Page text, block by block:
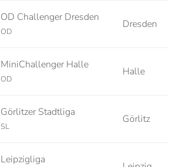
OD Challenger Dresden
OD
Dresden
MiniChallenger Halle
OD
Halle
Görlitzer Stadtliga
SL
Görlitz
Leipzigliga